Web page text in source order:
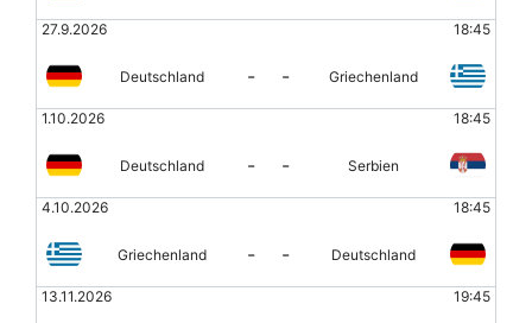
27.9.2026 18:45
Deutschland - - Griechenland
1.10.2026 18:45
Deutschland - - Serbien
4.10.2026 18:45
Griechenland - - Deutschland
13.11.2026 19:45